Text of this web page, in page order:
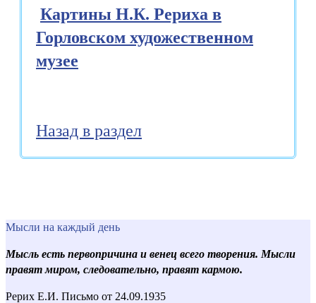
Картины Н.К. Рериха в
Горловском художественном
музее
Назад в раздел
Мысли на каждый день
Мысль есть первопричина и венец всего творения. Мысли
правят миром, следовательно, правят кармою.
Рерих Е.И. Письмо от 24.09.1935